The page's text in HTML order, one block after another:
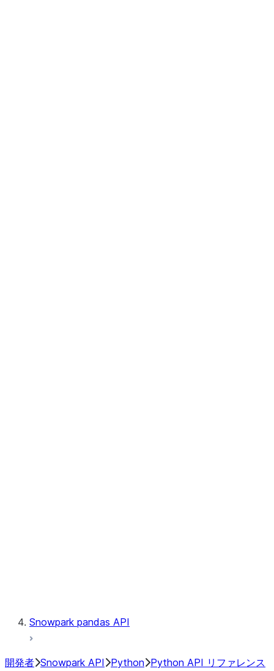
Snowpark pandas API
開発者 Snowpark API Python Python API リファレンス